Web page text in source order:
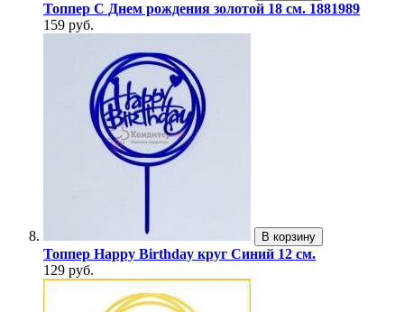
Топпер С Днем рождения золотой 18 см. 1881989
159 руб.
В корзину
Топпер Happy Birthday круг Синий 12 см.
129 руб.